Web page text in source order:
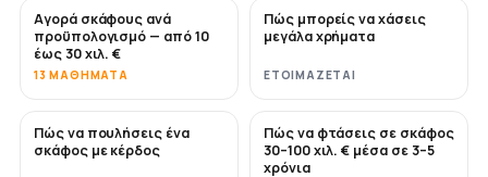
ΣΎΝΤΟΜΑ
Αγορά σκάφους ανά
προϋπολογισμό — από 10
έως 30 χιλ. €
13 ΜΑΘΉΜΑΤΑ
ΣΎΝΤΟΜΑ
Πώς μπορείς να χάσεις
μεγάλα χρήματα
ΕΤΟΙΜΆΖΕΤΑΙ
ΝΈΟ
Πώς να πουλήσεις ένα
σκάφος με κέρδος
ΝΈΟ
Πώς να φτάσεις σε σκάφος
30–100 χιλ. € μέσα σε 3–5
χρόνια